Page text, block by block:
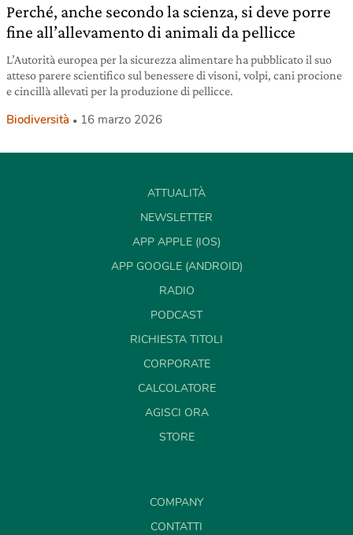
Perché, anche secondo la scienza, si deve porre
fine all’allevamento di animali da pellicce
L’Autorità europea per la sicurezza alimentare ha pubblicato il suo
atteso parere scientifico sul benessere di visoni, volpi, cani procione
e cincillà allevati per la produzione di pellicce.
Biodiversità 16 marzo 2026
ATTUALITÀ
NEWSLETTER
APP APPLE (IOS)
APP GOOGLE (ANDROID)
RADIO
PODCAST
RICHIESTA TITOLI
CORPORATE
CALCOLATORE
AGISCI ORA
STORE
COMPANY
CONTATTI